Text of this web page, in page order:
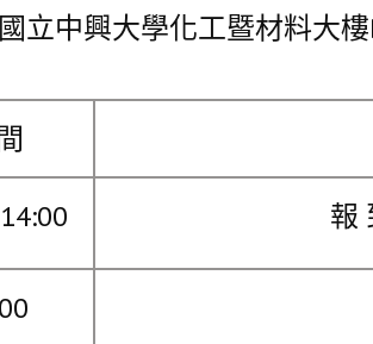
立中興大學化工暨材料大
報